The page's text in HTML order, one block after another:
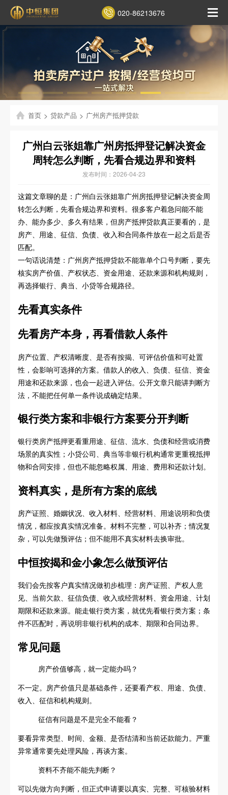
020-86213676
首页 > 贷款产品 > 广州房产抵押贷款
广州白云张姐靠广州房抵押登记解决资金
周转怎么判断，先看合规边界和资料
发布时间：2026-04-23
这篇文章聊的是：广州白云张姐靠广州房抵押登记解决资金周
转怎么判断，先看合规边界和资料。很多客户着急问能不能
办、能办多少、多久有结果，但房产抵押贷款真正要看的，是
房产、用途、征信、负债、收入和合同条件放在一起之后是否
匹配。
一句话说清楚：广州房产抵押贷款不能靠单个口号判断，要先
核实房产价值、产权状态、资金用途、还款来源和机构规则，
再选择银行、典当、小贷等合规路径。
先看真实条件
先看房产本身，再看借款人条件
房产位置、产权清晰度、是否有按揭、可评估价值和可处置
性，会影响可选择的方案。借款人的收入、负债、征信、资金
用途和还款来源，也会一起进入评估。公开文章只能讲判断方
法，不能把任何单一条件说成确定结果。
银行类方案和非银行方案要分开判断
银行类房产抵押更看重用途、征信、流水、负债和经营或消费
场景的真实性；小贷公司、典当等非银行机构通常更重视抵押
物和合同安排，但也不能忽略权属、用途、费用和还款计划。
资料真实，是所有方案的底线
房产证照、婚姻状况、收入材料、经营材料、用途说明和负债
情况，都应按真实情况准备。材料不完整，可以补齐；情况复
杂，可以先做预评估；但不能用不真实材料去换审批。
中恒按揭和金小象怎么做预评估
我们会先按客户真实情况做初步梳理：房产证照、产权人意
见、当前欠款、征信负债、收入或经营材料、资金用途、计划
期限和还款来源。能走银行类方案，就优先看银行类方案；条
件不匹配时，再说明非银行机构的成本、期限和合同边界。
常见问题
房产价值够高，就一定能办吗？
不一定。房产价值只是基础条件，还要看产权、用途、负债、
收入、征信和机构规则。
征信有问题是不是完全不能看？
要看异常类型、时间、金额、是否结清和当前还款能力。严重
异常通常要先处理风险，再谈方案。
资料不齐能不能先判断？
可以先做方向判断，但正式申请要以真实、完整、可核验材料